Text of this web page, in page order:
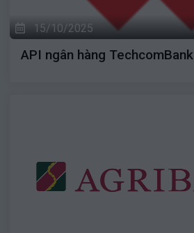
15/10/2025
API ngân hàng TechcomBank